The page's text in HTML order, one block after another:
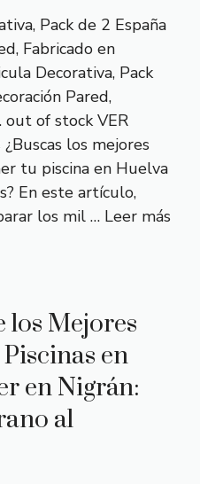
Pack de 2 España
Fabricado en
Decorativa, Pack
Pared,
out of stock VER
los mejores
tu piscina en Huelva
En este artículo,
los mil … Leer más
los Mejores
en
en Nigrán:
al